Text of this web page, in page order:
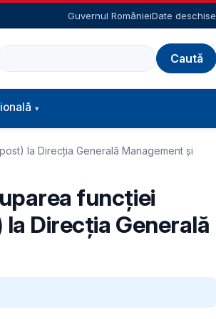
Guvernul RomânieiDate deschise
la Direcţia Generală Management şi
funcţiei
Direcţia Generală